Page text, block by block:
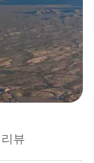
리뷰